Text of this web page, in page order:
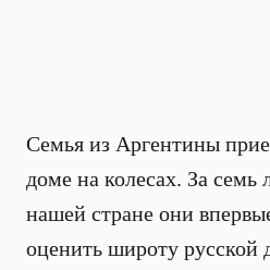
Семья из Аргентины
доме на колесах. За семь
нашей стране они
оценить широту русской